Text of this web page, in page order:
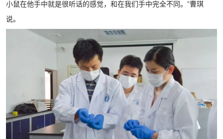
小鼠在他手中就是很听话的感觉，和在我们手中完全不同。”曹琪
说。